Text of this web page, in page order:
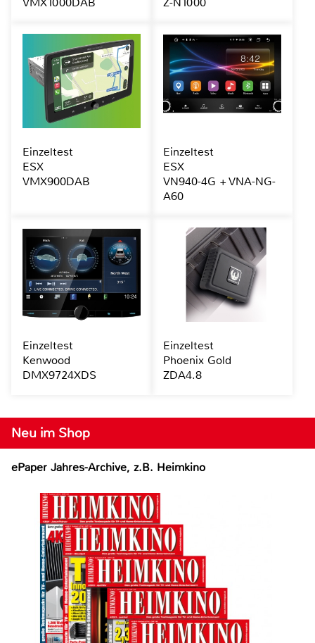
Neu im Shop
ePaper Jahres-Archive, z.B. Heimkino
Einzeltest
ESX
VMX900DAB
Einzeltest
ESX
VN940-4G + VNA-NG-
A60
Einzeltest
Kenwood
DMX9724XDS
Einzeltest
Phoenix Gold
ZDA4.8